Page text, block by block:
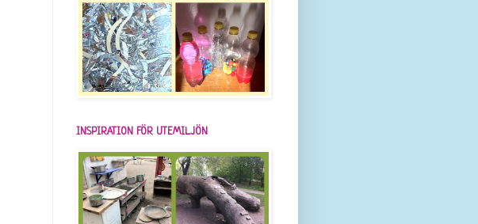
INSPIRATION FÖR UTEMILJÖN